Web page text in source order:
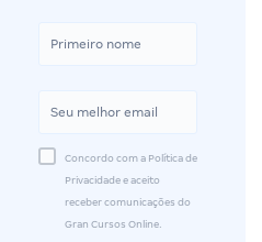
Concordo com a Política de
Privacidade e aceito
receber comunicações do
Gran Cursos Online.